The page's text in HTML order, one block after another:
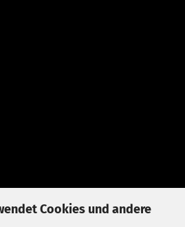
Cookies und andere